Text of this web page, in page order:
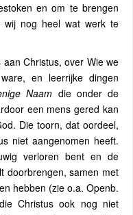
en om te brengen
wij nog heel wat werk te
aan Christus, over Wie we
en leerrijke dingen
Naam die onder de
een mens gered kan
Die toorn, dat oordeel,
niet aangenomen heeft.
verloren bent en de
doorbrengen, samen met
hebben (zie o.a. Openb.
Christus ook nog niet